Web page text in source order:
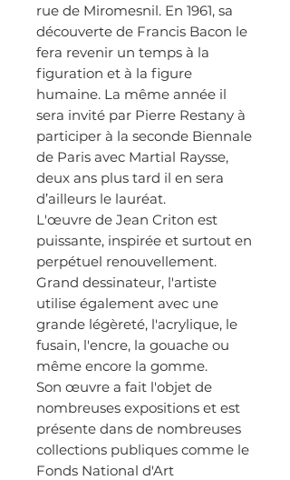
rue de Miromesnil. En 1961, sa
découverte de Francis Bacon le
fera revenir un temps à la
figuration et à la figure
humaine. La même année il
sera invité par Pierre Restany à
participer à la seconde Biennale
de Paris avec Martial Raysse,
deux ans plus tard il en sera
d’ailleurs le lauréat.
L'œuvre de Jean Criton est
puissante, inspirée et surtout en
perpétuel renouvellement.
Grand dessinateur, l'artiste
utilise également avec une
grande légèreté, l'acrylique, le
fusain, l'encre, la gouache ou
même encore la gomme.
Son œuvre a fait l'objet de
nombreuses expositions et est
présente dans de nombreuses
collections publiques comme le
Fonds National d'Art